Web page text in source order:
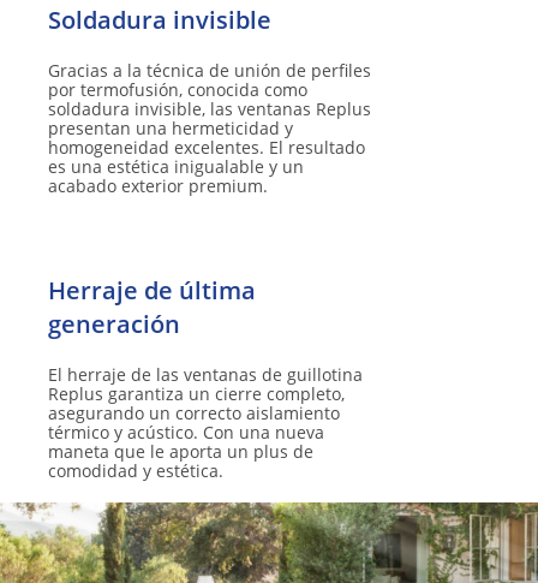
Soldadura invisible
Gracias a la técnica de unión de perfiles
por termofusión, conocida como
soldadura invisible, las ventanas Replus
presentan una hermeticidad y
homogeneidad excelentes. El resultado
es una estética inigualable y un
acabado exterior premium.
Herraje de última
El herraje de las ventanas de guillotina
Replus garantiza un cierre completo,
asegurando un correcto aislamiento
térmico y acústico. Con una nueva
maneta que le aporta un plus de
comodidad y estética.